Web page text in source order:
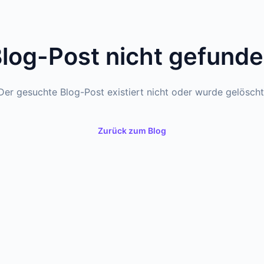
Post nicht
gesuchte Blog-Post existiert nicht oder wurde
Zurück zum Blog